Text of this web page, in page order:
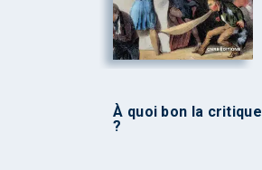
À quoi bon la critique
?